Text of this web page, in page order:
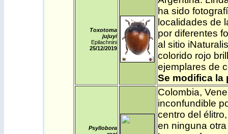
Toxotoma
jujuyi
Epilachnini
25/12/2019
ha sido
localidades de
por diferentes
al sitio
colorido rojo
ejemplares de
Se modifica la
Psyllobora
Colombia,
inconfundible
centro del
en ninguna